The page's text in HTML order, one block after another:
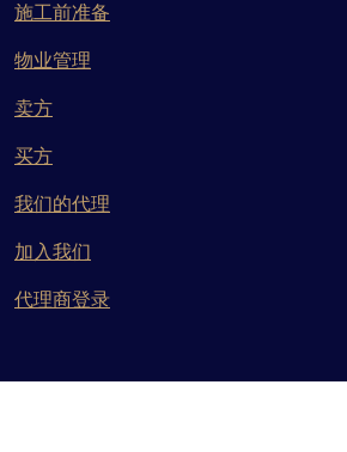
施工前准备
物业管理
卖方
买方
我们的代理
加入我们
代理商登录